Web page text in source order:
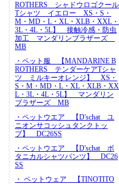
ROTHERS シャドウロゴクール
Tシャツ イエロー XS・S・
M・MD・L・XL・XLB・XXL・
3L・4L・5L】 接触冷感・防虫
加工 マンダリンブラザーズ
MB
・ペット服 【MANDARINE B
ROTHERS テンダーケアTシャ
ツ ミルキーオレンジ】 XS・
S・M・MD・L・XL・XLB・XX
L・3L・4L・5L】 マンダリン
ブラザーズ MB
・ペットウエア 【D'schat ユ
ニオンサコッシュタンクトッ
プ】 DC26SS
・ペットウエア 【D'schat ボ
タニカルシャツパンツ】 DC26
SS
・ ペットウェア 【TINOTITO